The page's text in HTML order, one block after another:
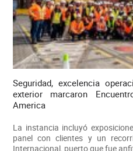
Seguridad, excelencia
exterior marcaron
America
La instancia incluyó
panel con clientes y un
Internacional, puerto que fue